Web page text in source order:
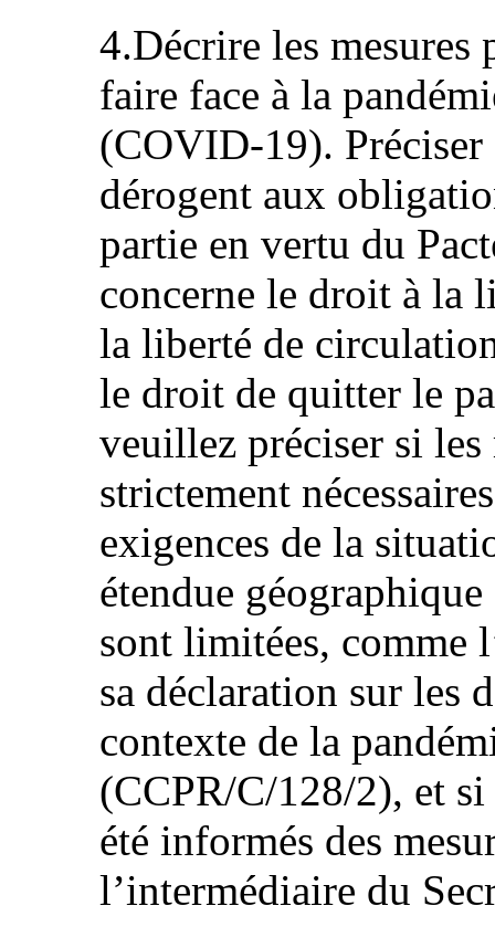
4.Décrire les mesures
faire face à la
(COVID-19). Préciser
dérogent aux
partie en vertu du
concerne le droit à la
la liberté de
le droit de quitter le
veuillez préciser si les
strictement
exigences de la
étendue
sont limitées, comme
sa déclaration sur les
contexte de la
(CCPR/C/128/2), et si
été informés des
l’intermédiaire du